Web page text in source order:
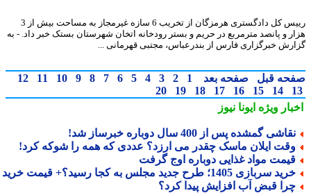
رییس کل دادگستری هرمزگان از تخریب 6 سازه غیرمجاز به مساحت بیش از 3
و پانصد مترمربع در حریم و بستر رودخانه اتخان شهرستان بستک خبر داد. - به
خبرگزاری فارس از بندرعباس، مجتبی قهرمانی ...
قبل صفحه بعد 1
2
3
4
5
6
7
8
9
10
11
12
14
15
16
17
18
19
20
ویژهایونا نیوز
گمشده پس از 400 سال دوباره خبرساز شد!
ایلان ماسک چقدر می ارزد؟ عددی که همه را شوکه کرد!
مواد غذایی دوباره اوج گرفت
سربازی 1405؛ طرح جدید مجلس به کجا رسید؟+ قیمت خرید
قبض آب افزایش پیدا کرد؟